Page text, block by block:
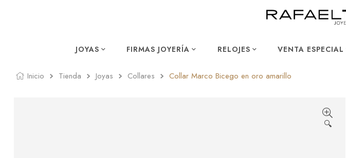
JOYAS FIRMAS JOYERÍA RELOJES VENTA ESPECIAL
Inicio Tienda Joyas Collares Collar Marco Bicego en oro amarillo
🔍